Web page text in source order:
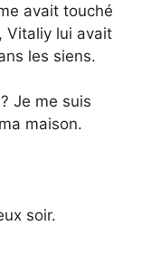
avait touché
Vitaliy lui avait
les siens.
Je me suis
maison.
soir.